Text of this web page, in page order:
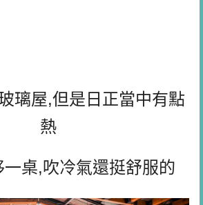
璃屋,但是日正當中有點
熱
一桌,吹冷氣還挺舒服的